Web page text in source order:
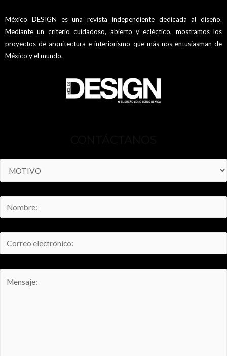
México DESIGN es una revista independiente dedicada al diseño.
Mediante un criterio cuidadoso, abierto y ecléctico, mostramos los
proyectos de arquitectura e interiorismo que más nos entusiasman de
México y el mundo.
CONTÁCTANOS